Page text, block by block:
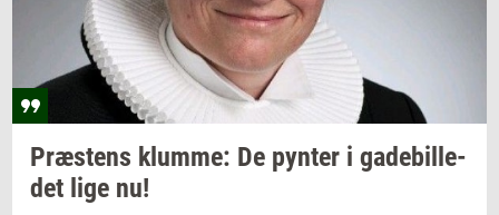
Præ­stens klum­me: De py­n­ter i ga­de­bil­le­
det lige nu!